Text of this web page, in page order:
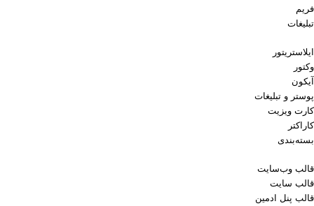
فریم
تبلیغات
ایلاستریتور
وکتور
آیکون
پوستر و تبلیغات
کارت ویزیت
کاراکتر
بسته‌بندی
قالب وب‌سایت
قالب‌ سایت
قالب پنل ادمین